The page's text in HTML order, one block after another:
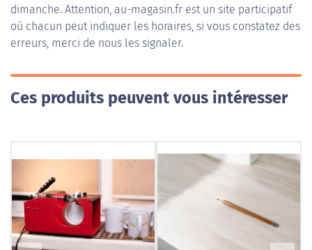
dimanche. Attention, au-magasin.fr est un site participatif
où chacun peut indiquer les horaires, si vous constatez des
erreurs, merci de nous les signaler.
Ces produits peuvent vous intéresser